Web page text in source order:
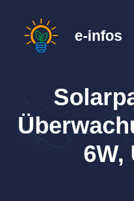
springen
e-infos
6W,